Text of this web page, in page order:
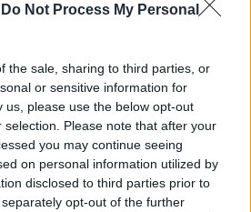
Do Not Process My Personal
the sale, sharing to third parties, or
or sensitive information for
us, please use the below opt-out
Please note that after your
you may continue seeing
on personal information utilized by
disclosed to third parties prior to
opt-out of the further
la DNA Iași în dosarul
susține că are calitatea de
martor